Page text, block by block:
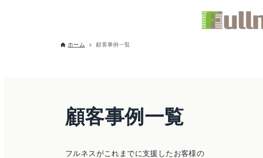
ホーム 顧客事例一覧
顧客事例一覧
フルネスがこれまでに支援したお客様の